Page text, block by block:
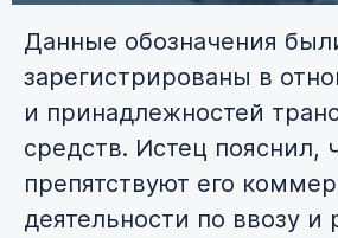
Данные обозначения
зарегистрированы в
и принадлежностей
средств. Истец пояснил,
препятствуют его
деятельности по ввозу и